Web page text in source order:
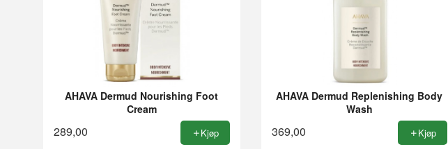
AHAVA Dermud Nourishing Foot
Cream
289,00 Kjøp
AHAVA Dermud Replenishing Body
Wash
369,00 Kjøp